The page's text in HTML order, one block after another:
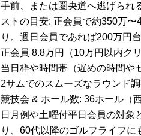
手前、または圏央道へ逃げられ
ストの目安: 正会員で約350万
り。週日会員であれば200万円
正会員 8.8万円（10万円以内ク
当日枠や時間帯（遅めの時間や
2サムでのスムーズなラウンド
競技会 & ホール数: 36ホール（
日月例や土曜付平日会員の対象
り、60代以降のゴルフライフに